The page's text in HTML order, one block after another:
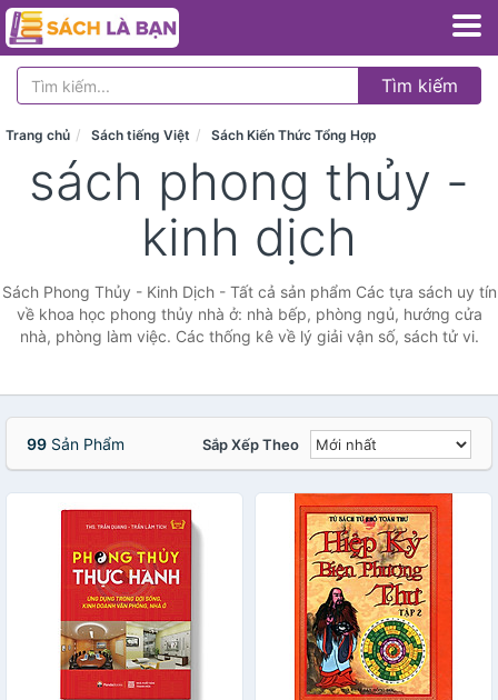
Tìm kiếm
Trang chủ Sách tiếng Việt Sách Kiến Thức Tổng Hợp
sách phong thủy -
kinh dịch
Sách Phong Thủy - Kinh Dịch - Tất cả sản phẩm Các tựa sách uy tín
về khoa học phong thủy nhà ở: nhà bếp, phòng ngủ, hướng cửa
nhà, phòng làm việc. Các thống kê về lý giải vận số, sách tử vi.
99 Sản Phẩm Sắp Xếp Theo